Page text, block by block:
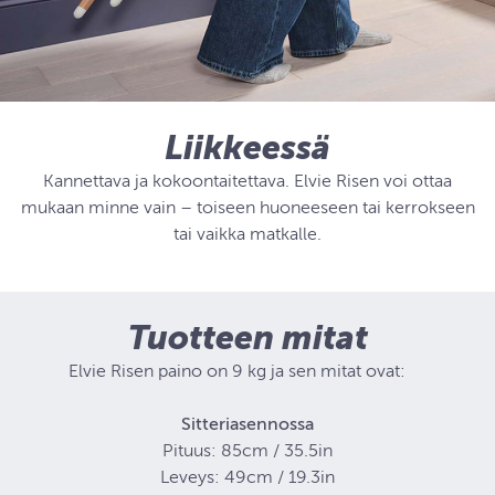
Liikkeessä
Kannettava ja kokoontaitettava. Elvie Risen voi ottaa
mukaan minne vain – toiseen huoneeseen tai kerrokseen
tai vaikka matkalle.
Tuotteen mitat
Elvie Risen paino on 9 kg ja sen mitat ovat:
Sitteriasennossa
Pituus: 85cm / 35.5in
Leveys: 49cm / 19.3in